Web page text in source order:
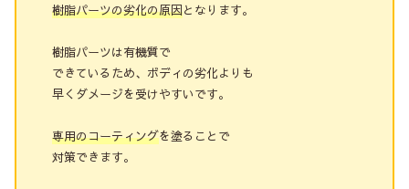
樹脂パーツの劣化の原因となります。
樹脂パーツは有機質で
できているため、ボディの劣化よりも
早くダメージを受けやすいです。
専用のコーティングを塗ることで
対策できます。